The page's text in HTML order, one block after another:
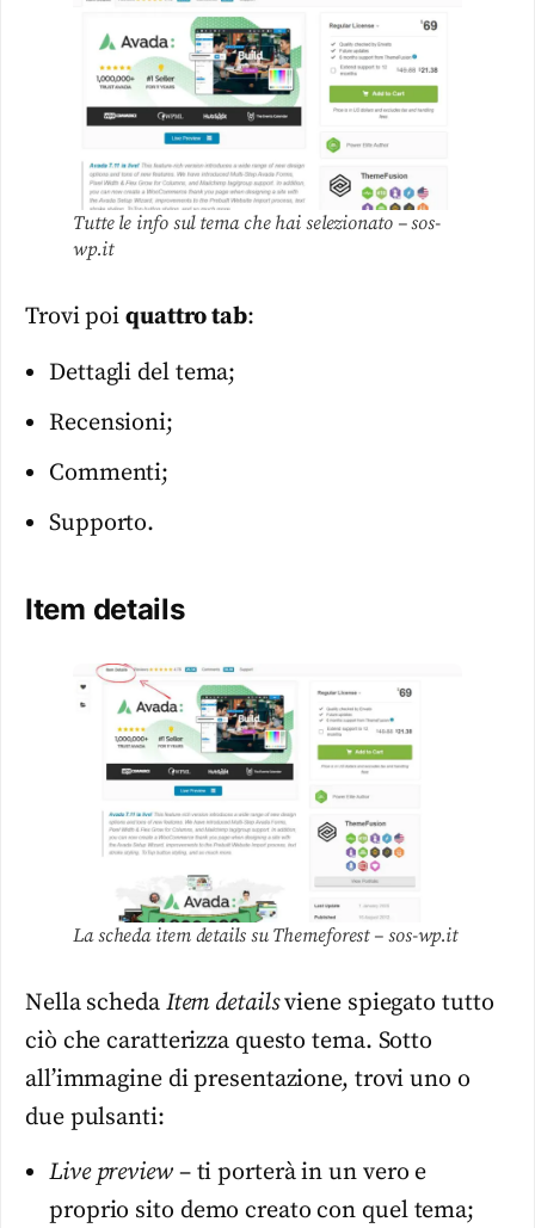
Tutte le info sul tema che hai selezionato – sos-
wp.it
Trovi poi quattro tab:
Dettagli del tema;
Recensioni;
Commenti;
Supporto.
Item details
La scheda item details su Themeforest – sos-wp.it
Nella scheda Item detailsviene spiegato tutto
ciò che caratterizza questo tema. Sotto
all’immagine di presentazione, trovi uno o
due pulsanti:
Live preview – ti porterà in un vero e
proprio sito demo creato con quel tema;